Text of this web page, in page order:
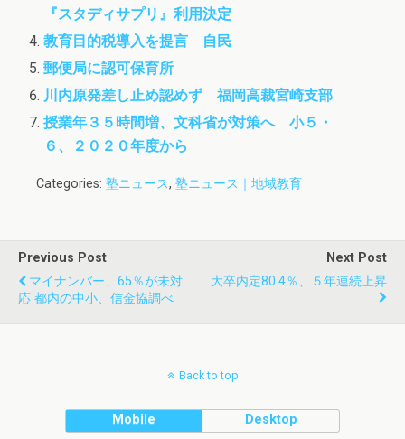
『スタディサプリ』利用決定
教育目的税導入を提言 自民
郵便局に認可保育所
川内原発差し止め認めず 福岡高裁宮崎支部
授業年３５時間増、文科省が対策へ 小５・
６、２０２０年度から
Categories: 塾ニュース, 塾ニュース｜地域教育
Previous Post
マイナンバー、65％が未対
応 都内の中小、信金協調べ
Next Post
大卒内定80.4％、５年連続上昇
Back to top
Mobile Desktop